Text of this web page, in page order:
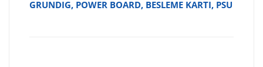
GRUNDIG, POWER BOARD, BESLEME KARTI, PSU